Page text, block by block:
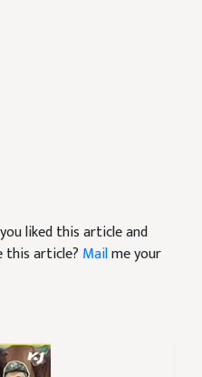
liked this article and
this article? Mailme your